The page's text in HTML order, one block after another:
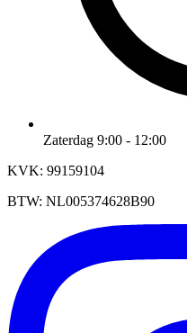
Zaterdag 9:00 - 12:00
KVK: 99159104
BTW: NL005374628B90